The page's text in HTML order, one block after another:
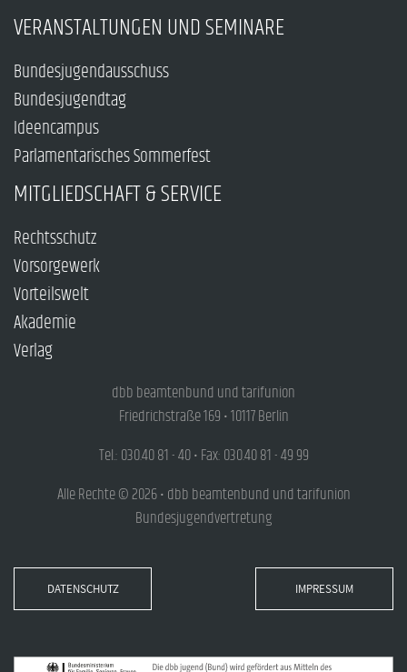
VERANSTALTUNGEN UND SEMINARE
Bundesjugendausschuss
Bundesjugendtag
Ideencampus
Parlamentarisches Sommerfest
MITGLIEDSCHAFT & SERVICE
Rechtsschutz
Vorsorgewerk
Vorteilswelt
Akademie
Verlag
dbb beamtenbund und tarifunion
Friedrichstraße 169 • 10117 Berlin
Tel.: 030.40 81 - 40 • Fax: 030.40 81 - 49 99
Alle Rechte © 2026 • dbb beamtenbund und tarifunion
Bundesjugendvertretung
DATENSCHUTZ IMPRESSUM